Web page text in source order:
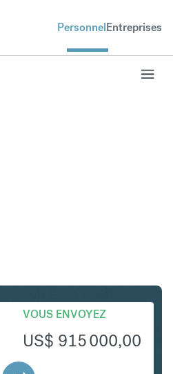
PersonnelEntreprises
VOUS ENVOYEZ
US$ 915 000,00